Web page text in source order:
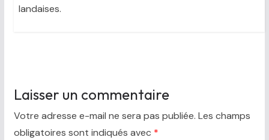
landaises.
Laisser un commentaire
Votre adresse e-mail ne sera pas publiée. Les champs
obligatoires sont indiqués avec *